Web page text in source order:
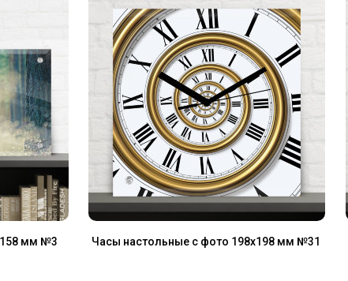
мм №3 Часы настольные с фото 198х198 мм №31